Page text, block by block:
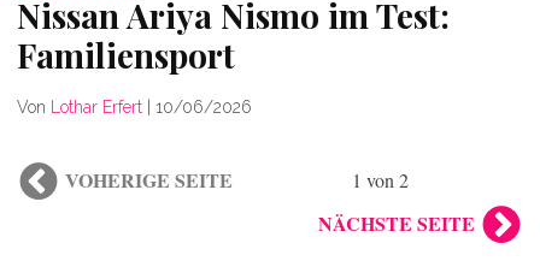
Nissan Ariya Nismo im Test:
Familiensport
Von Lothar Erfert | 10/06/2026
VOHERIGE SEITE 1 von 2
NÄCHSTE SEITE